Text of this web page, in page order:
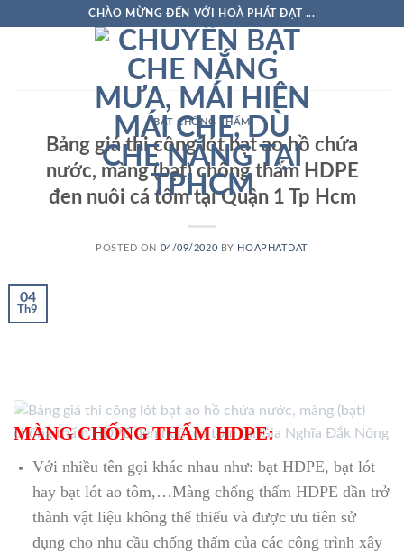
CHÀO MỪNG ĐẾN VỚI HOÀ PHÁT ĐẠT ...
BẠT CHỐNG THẤM
Bảng giá thi công lót bạt ao hồ chứa
nước, màng (bạt) chống thấm HDPE
đen nuôi cá tôm tại Quận 1 Tp Hcm
POSTED ON 04/09/2020 BY HOAPHATDAT
04
Th9
MÀNG CHỐNG THẤM HDPE:
Với nhiều tên gọi khác nhau như: bạt HDPE, bạt lót
hay bạt lót ao tôm,…Màng chống thấm HDPE dần trở
thành vật liệu không thể thiếu và được ưu tiên sử
dụng cho nhu cầu chống thấm của các công trình xây